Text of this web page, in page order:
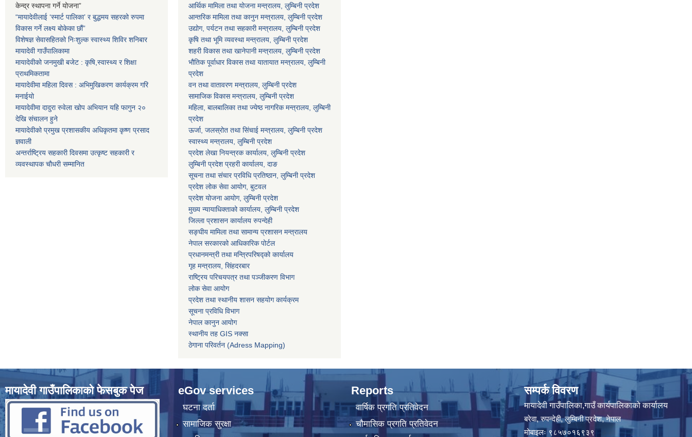
केन्द्र स्थापना गर्ने योजना”
“मायादेवीलाई ‘स्मार्ट पालिका’ र बुद्धमय सहरको रुपमा
विकास गर्ने लक्ष्य बोकेका छौं”
विशेषज्ञ सेवासहितको निःशुल्क स्वास्थ्य शिविर शनिबार
मायादेवी गाउँपालिकामा
मायादेवीको जनमुखी बजेट : कृषि,स्वास्थ्य र शिक्षा
प्राथमिकतामा
मायादेवीमा महिला दिवस : अभिमुखिकरण कार्यक्रम गरि
मनाईयो
मायादेवीमा दादुरा रुवेला खोप अभियान यहि फागुन २०
देखि संचालन हुने
मायादेवीको प्रमुख प्रशासकीय अधिकृतमा कृष्ण प्रसाद
ज्ञवाली
अन्तर्राष्ट्रिय सहकारी दिवसमा उत्कृष्ट सहकारी र
व्यवस्थापक चौधरी सम्मानित
आर्थिक मामिला तथा योजना मन्त्रालय, लुम्बिनी प्रदेश
आन्तरिक मामिला तथा कानुन मन्त्रालय, लुम्बिनी प्रदेश
उद्योग, पर्यटन तथा सहकारी मन्त्रालय, लुम्बिनी प्रदेश
कृषि तथा भूमि व्यवस्था मन्त्रालय, लुम्बिनी प्रदेश
शहरी विकास तथा खानेपानी मन्त्रालय, लुम्बिनी प्रदेश
भौतिक पूर्वाधार विकास तथा यातायात मन्त्रालय, लुम्बिनी
प्रदेश
वन तथा वातावरण मन्त्रालय, लुम्बिनी प्रदेश
सामाजिक विकास मन्त्रालय, लुम्बिनी प्रदेश
महिला, बालबालिका तथा ज्येष्ठ नागरिक मन्त्रालय, लुम्बिनी
प्रदेश
ऊर्जा, जलस्रोत तथा सिंचाई मन्त्रालय, लुम्बिनी प्रदेश
स्वास्थ्य मन्त्रालय, लुम्बिनी प्रदेश
प्रदेश लेखा नियन्त्रक कार्यालय, लुम्बिनी प्रदेश
लुम्बिनी प्रदेश प्रहरी कार्यालय, दाङ
सूचना तथा संचार प्रविधि प्रतिष्ठान, लुम्बिनी प्रदेश
प्रदेश लोक सेवा आयोग, बुटवल
प्रदेश योजना आयोग, लुम्बिनी प्रदेश
मुख्य न्यायाधिक्ताको कार्यालय, लुम्बिनी प्रदेश
जिल्ला प्रशासन कार्यालय रुपन्देही
सङ्घीय मामिला तथा सामान्य प्रशासन मन्त्रालय
नेपाल सरकारको आधिकारिक पोर्टल
प्रधानमन्त्री तथा मन्त्रिपरिषद्को कार्यालय
गृह मन्त्रालय, सिंहदरबार
राष्ट्रिय परिचयपत्र तथा पञ्जीकरण विभाग
लोक सेवा आयोग
प्रदेश तथा स्थानीय शासन सहयोग कार्यक्रम
सूचना प्रविधि विभाग
नेपाल कानुन आयोग
स्थानीय तह GIS नक्सा
ठेगाना परिवर्तन (Adress Mapping)
मायादेवी गाउँपालिकाको फेसबुक पेज eGov services
घटना दर्ता
सामाजिक सुरक्षा
Reports
वार्षिक प्रगति प्रतिवेदन
चौमासिक प्रगति प्रतिवेदन
सम्पर्क विवरण
मायादेवी गाउँपालिका,गाउँ कार्यपालिकाको कार्यालय
बरेवा, रुपन्देही, लुम्बिनी प्रदेश, नेपाल
मोबाइलः ९८५७०१६९३९